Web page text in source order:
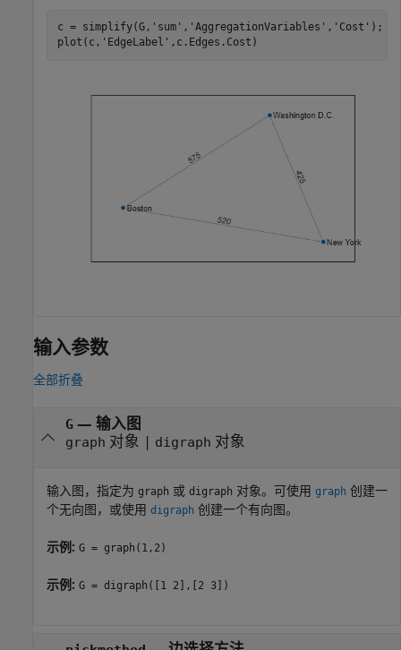
c = simplify(G, 'sum' , 'AggregationVariables' , 'Cost' );
plot(c, 'EdgeLabel' ,c.Edges.Cost)
输入参数
全部折叠
G— 输入图
graph 对象 | digraph 对象
输入图，指定为 graph 或 digraph 对象。可使用 graph 创建一
个无向图，或使用 digraph 创建一个有向图。
示例: G = graph(1,2)
示例: G = digraph([1 2],[2 3])